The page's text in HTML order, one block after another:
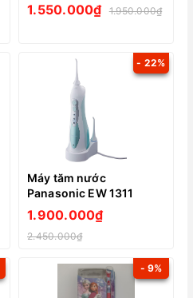
1.550.000₫ 1.950.000₫
- 22%
Máy tăm nước
Panasonic EW 1311
1.900.000₫
2.450.000₫
- 9%